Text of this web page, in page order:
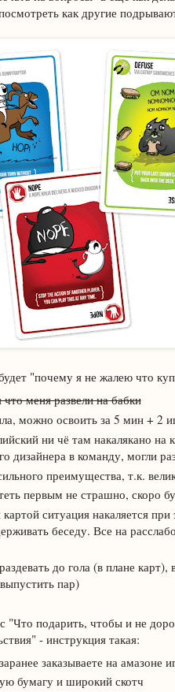
как другие
"почему я не жалею что
меня развели на бабки
можно освоить за 5 мин + 2
ни чё там накалякано
дизайнера в команду, могли
преимущества, т.к.
первым не страшно, скоро
ситуация накаляется
беседу. Все на
до гола (в плане
пар)
"Что подарить, чтобы и не
- инструкция такая:
заказываете на амазоне
бумагу и широкий скотч